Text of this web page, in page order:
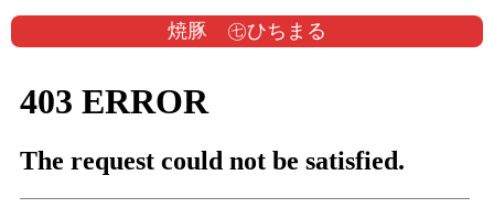
焼豚 ㊆ひちまる